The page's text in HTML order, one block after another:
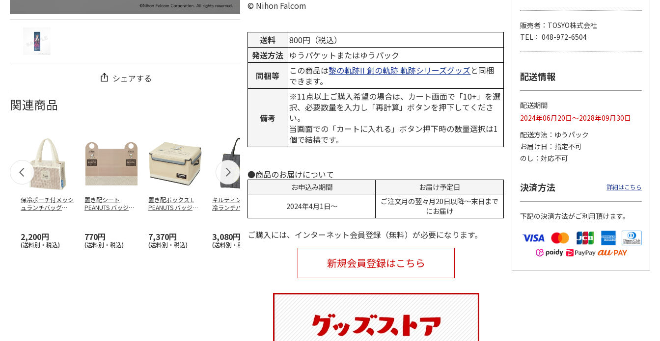
シェアする
関連商品
保冷ポーチ付メッシ
ュランチバッグ
2,200円
(送料別・税込)
置き配シート
PEANUTS バッジ
770円
(送料別・税込)
置き配ボックス L
PEANUTS バッジ
7,370円
(送料別・税込)
キルティング生地保
冷ランチバッグ
3,080円
(送料別・税込)
【弔事用】
18,500円
香立て square | 無為
19,250円
夢あんどん（桜）
【弔事用】
29,150円
保冷ポーチ付メッシ
ュランチバッグ
2,200円
保冷ポーチ付メッシ
PEANUTS バッジ…
3,080円
(送料別・税込)
かすみほのか（１
14,300円
(送料・税込)
© Nihon Falcom
送料
800円（税込）
発送方法 ゆうパケットまたはゆうパック
同梱等
この商品は黎の軌跡II 創の軌跡 軌跡シリーズグッズと同梱
できます。
備考
※11点以上ご購入希望の場合は、カート画面で「10+」を選
択、必要数量を入力し「再計算」ボタンを押下してくださ
い。
当画面での「カートに入れる」ボタン押下時の数量選択は1
個で結構です。
●商品のお届けについて
お申込み期間
お届け予定日
2024年4月1日～
ご注文月の翌々月20日以降～末日まで
にお届け
ご購入には、インターネット会員登録（無料）が必要になります。
新規会員登録はこちら
販売者：TOSYO株式会社
TEL： 048-972-6504
配送情報
配送期間
2024年06月20日～2028年09月30日
配送方法
ゆうパック
お届け日
指定不可
のし
対応不可
決済方法 詳細はこちら
下記の決済方法がご利用頂けます。